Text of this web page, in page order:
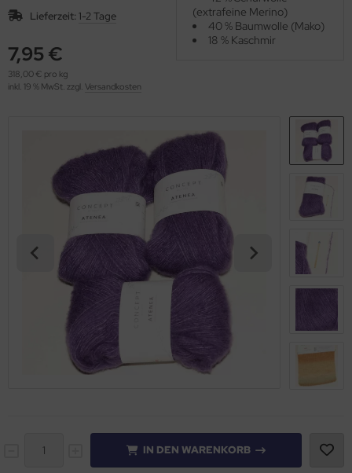
Lieferzeit: 1-2 Tage
7,95 €
318,00 € pro kg
inkl. 19 % MwSt. zzgl. Versandkosten
(extrafeine Merino)
40 % Baumwolle (Mako)
18 % Kaschmir
IN DEN WARENKORB
(276)